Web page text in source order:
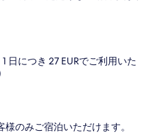
日につき 27 EURでご利用いた
のみご宿泊いただけます。